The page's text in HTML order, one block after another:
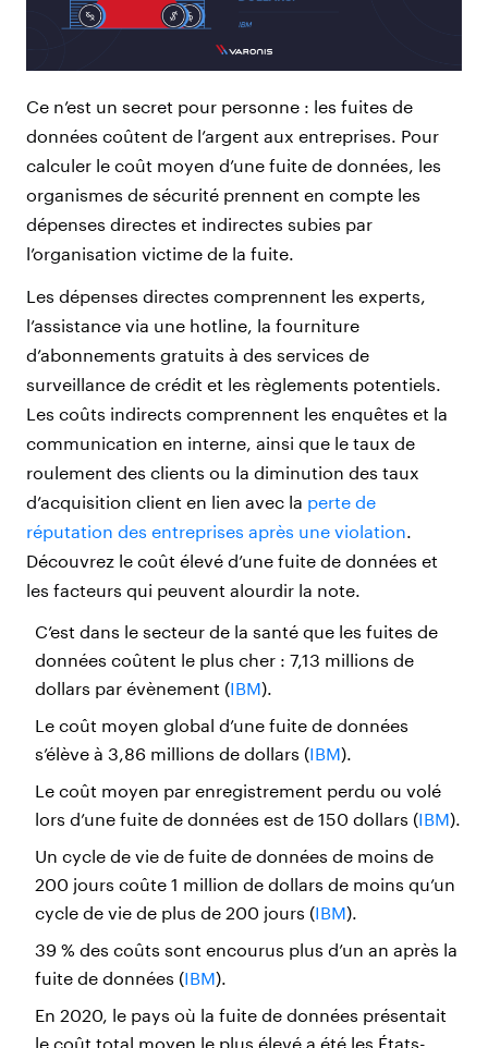
Ce n’est un secret pour personne : les fuites de
données coûtent de l’argent aux entreprises. Pour
calculer le coût moyen d’une fuite de données, les
organismes de sécurité prennent en compte les
dépenses directes et indirectes subies par
l’organisation victime de la fuite.
Les dépenses directes comprennent les experts,
l’assistance via une hotline, la fourniture
d’abonnements gratuits à des services de
surveillance de crédit et les règlements potentiels.
Les coûts indirects comprennent les enquêtes et la
communication en interne, ainsi que le taux de
roulement des clients ou la diminution des taux
d’acquisition client en lien avec la perte de
réputation des entreprises après une violation.
Découvrez le coût élevé d’une fuite de données et
les facteurs qui peuvent alourdir la note.
C’est dans le secteur de la santé que les fuites de
données coûtent le plus cher : 7,13 millions de
dollars par évènement (IBM).
Le coût moyen global d’une fuite de données
s’élève à 3,86 millions de dollars (IBM).
Le coût moyen par enregistrement perdu ou volé
lors d’une fuite de données est de 150 dollars (IBM).
Un cycle de vie de fuite de données de moins de
200 jours coûte 1 million de dollars de moins qu’un
cycle de vie de plus de 200 jours (IBM).
39 % des coûts sont encourus plus d’un an après la
fuite de données (IBM).
En 2020, le pays où la fuite de données présentait
le coût total moyen le plus élevé a été les États-